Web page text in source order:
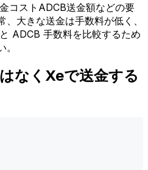
コストADCB送金額などの要
大きな送金は手数料が低く、
ADCB 手数料を比較するため
なくXeで送金する